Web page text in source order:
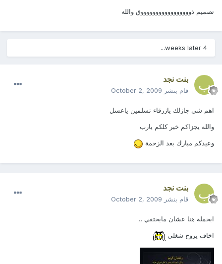
تصميم ذوووووووووووووووووق والله
4 weeks later...
بنت نجد
قام بنشر October 2, 2009
اهم شي جازلك يازرقاء تسلمين ياعسل
والله يجزاكم خير كلكم يارب
وعيدكم مبارك بعد الزحمة
بنت نجد
قام بنشر October 2, 2009
ابحملة هنا عشان مايختفي ,,
اخاف يروح شغلي